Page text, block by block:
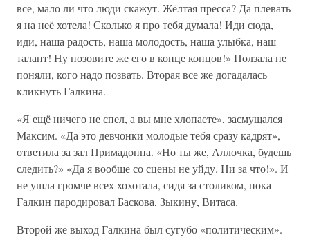
все, мало ли что люди скажут. Жёлтая пресса? Да плевать
я на неё хотела! Сколько я про тебя думала! Иди сюда,
иди, наша радость, наша молодость, наша улыбка, наш
талант! Ну позовите же его в конце концов!» Ползала не
поняли, кого надо позвать. Вторая все же догадалась
кликнуть Галкина.
«Я ещё ничего не спел, а вы мне хлопаете», засмущался
Максим. «Да это девчонки молодые тебя сразу кадрят»,
ответила за зал Примадонна. «Но ты же, Аллочка, будешь
следить?» «Да я вообще со сцены не уйду. Ни за что!». И
не ушла громче всех хохотала, сидя за столиком, пока
Галкин пародировал Баскова, Зыкину, Витаса.
Второй же выход Галкина был сугубо «политическим».